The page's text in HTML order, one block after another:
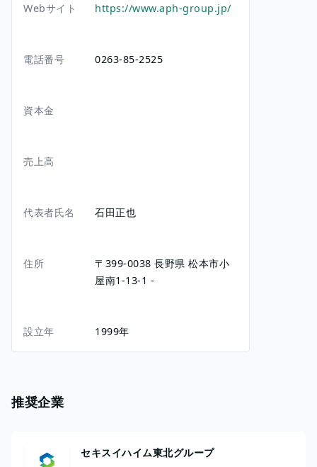
Webサイト https://www.aph-group.jp/
電話番号 0263-85-2525
資本金
売上高
代表者氏名 石田正也
住所 〒399-0038 長野県 松本市小
屋南1-13-1 -
設立年 1999年
推奨企業
セキスイハイム東北グループ